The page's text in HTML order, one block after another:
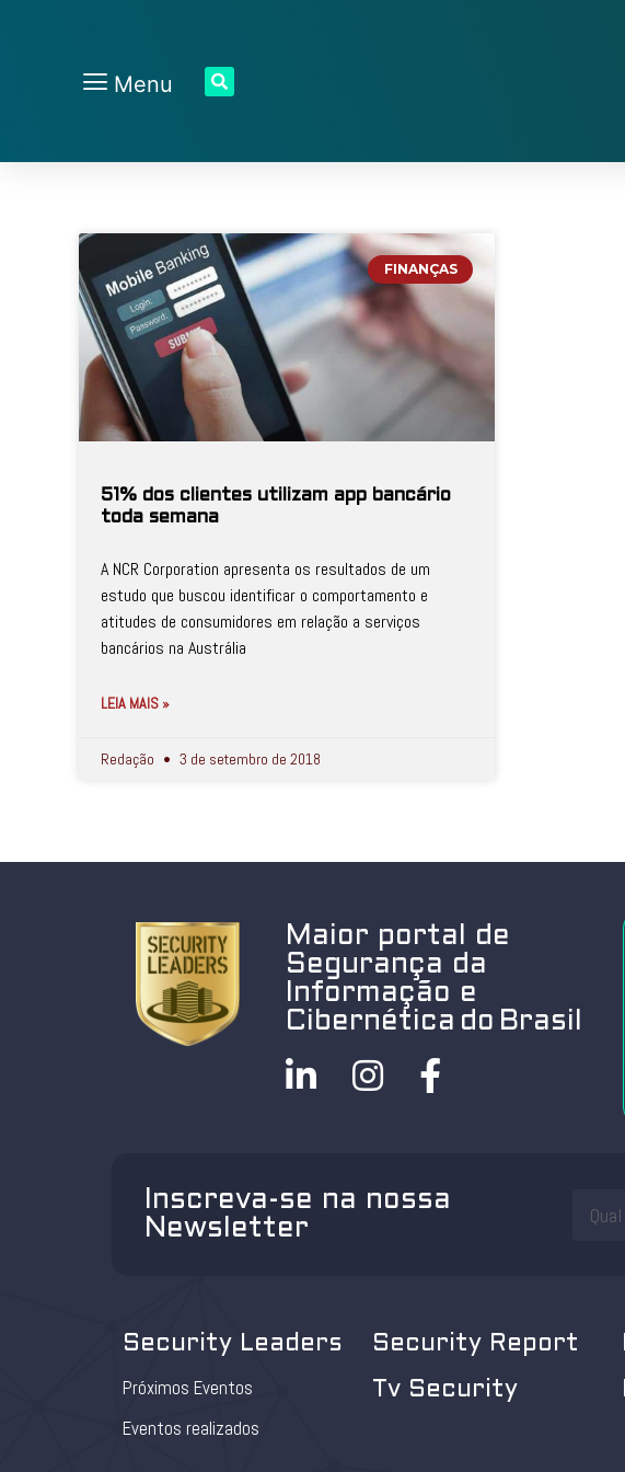
Menu
FINANÇAS
51% dos clientes utilizam app bancário
toda semana
A NCR Corporation apresenta os resultados de um
estudo que buscou identificar o comportamento e
atitudes de consumidores em relação a serviços
bancários na Austrália
LEIA MAIS »
Redação 3 de setembro de 2018
Maior portal de
Segurança da
Informação e
Cibernética do Brasil
Inscreva-se na nossa
Newsletter
Security Leaders
Próximos Eventos
Eventos realizados
Security Report
Tv Security